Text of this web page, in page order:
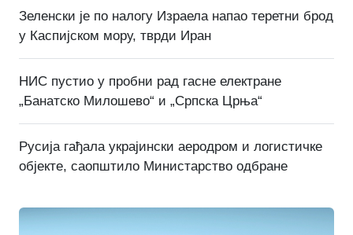
Зеленски је по налогу Израела напао теретни брод
у Каспијском мору, тврди Иран
НИС пустио у пробни рад гасне електране
„Банатско Милошево“ и „Српска Црња“
Русија гађала украјински аеродром и логистичке
објекте, саопштило Министарство одбране